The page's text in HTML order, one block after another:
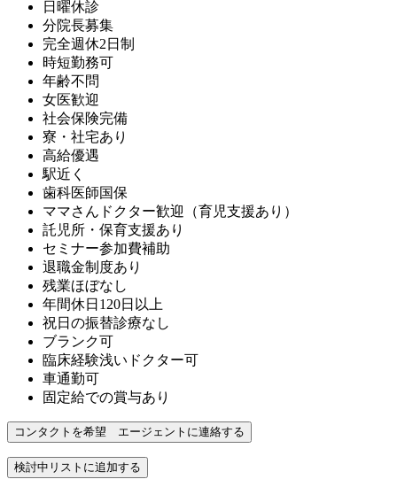
日曜休診
分院長募集
完全週休2日制
時短勤務可
年齢不問
女医歓迎
社会保険完備
寮・社宅あり
高給優遇
駅近く
歯科医師国保
ママさんドクター歓迎（育児支援あり）
託児所・保育支援あり
セミナー参加費補助
退職金制度あり
残業ほぼなし
年間休日120日以上
祝日の振替診療なし
ブランク可
臨床経験浅いドクター可
車通勤可
固定給での賞与あり